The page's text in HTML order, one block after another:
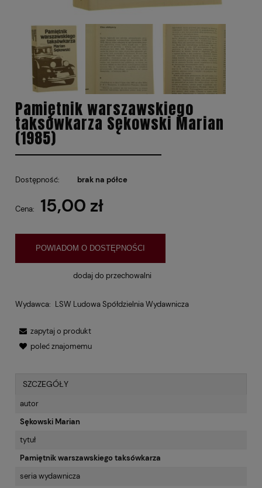
Pamiętnik warszawskiego
taksówkarza Sękowski Marian
(1985)
Dostępność: brak na półce
Cena: 15,00 zł
POWIADOM O DOSTĘPNOŚCI
dodaj do przechowalni
Wydawca: LSW Ludowa Spółdzielnia Wydawnicza
zapytaj o produkt
poleć znajomemu
SZCZEGÓŁY
autor
Sękowski Marian
tytuł
Pamiętnik warszawskiego taksówkarza
seria wydawnicza